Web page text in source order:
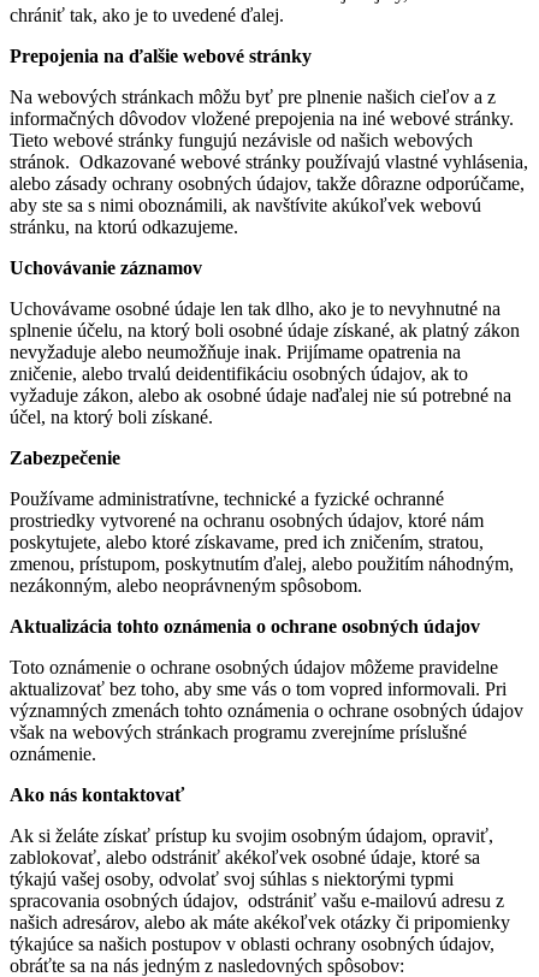
chrániť tak, ako je to uvedené ďalej.
Prepojenia na ďalšie webové stránky
Na webových stránkach môžu byť pre plnenie našich cieľov a z
informačných dôvodov vložené prepojenia na iné webové stránky.
Tieto webové stránky fungujú nezávisle od našich webových
stránok. Odkazované webové stránky používajú vlastné vyhlásenia,
alebo zásady ochrany osobných údajov, takže dôrazne odporúčame,
aby ste sa s nimi oboznámili, ak navštívite akúkoľvek webovú
stránku, na ktorú odkazujeme.
Uchovávanie záznamov
Uchovávame osobné údaje len tak dlho, ako je to nevyhnutné na
splnenie účelu, na ktorý boli osobné údaje získané, ak platný zákon
nevyžaduje alebo neumožňuje inak. Prijímame opatrenia na
zničenie, alebo trvalú deidentifikáciu osobných údajov, ak to
vyžaduje zákon, alebo ak osobné údaje naďalej nie sú potrebné na
účel, na ktorý boli získané.
Zabezpečenie
Používame administratívne, technické a fyzické ochranné
prostriedky vytvorené na ochranu osobných údajov, ktoré nám
poskytujete, alebo ktoré získavame, pred ich zničením, stratou,
zmenou, prístupom, poskytnutím ďalej, alebo použitím náhodným,
nezákonným, alebo neoprávneným spôsobom.
Aktualizácia tohto oznámenia o ochrane osobných údajov
Toto oznámenie o ochrane osobných údajov môžeme pravidelne
aktualizovať bez toho, aby sme vás o tom vopred informovali. Pri
významných zmenách tohto oznámenia o ochrane osobných údajov
však na webových stránkach programu zverejníme príslušné
oznámenie.
Ako nás kontaktovať
Ak si želáte získať prístup ku svojim osobným údajom, opraviť,
zablokovať, alebo odstrániť akékoľvek osobné údaje, ktoré sa
týkajú vašej osoby, odvolať svoj súhlas s niektorými typmi
spracovania osobných údajov, odstrániť vašu e-mailovú adresu z
našich adresárov, alebo ak máte akékoľvek otázky či pripomienky
týkajúce sa našich postupov v oblasti ochrany osobných údajov,
obráťte sa na nás jedným z nasledovných spôsobov: